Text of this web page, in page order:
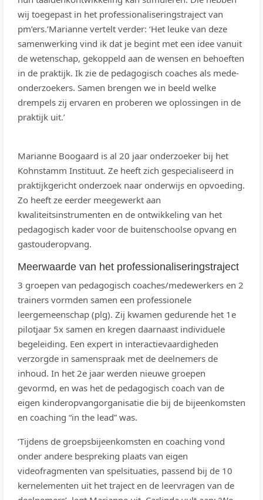
wij toegepast in het professionaliseringstraject van
pm’ers.’Marianne vertelt verder: ‘Het leuke van deze
samenwerking vind ik dat je begint met een idee vanuit
de wetenschap, gekoppeld aan de wensen en behoeften
in de praktijk. Ik zie de pedagogisch coaches als mede-
onderzoekers. Samen brengen we in beeld welke
drempels zij ervaren en proberen we oplossingen in de
praktijk uit.’
Marianne Boogaard is al 20 jaar onderzoeker bij het
Kohnstamm Instituut. Ze heeft zich gespecialiseerd in
praktijkgericht onderzoek naar onderwijs en opvoeding.
Zo heeft ze eerder meegewerkt aan
kwaliteitsinstrumenten en de ontwikkeling van het
pedagogisch kader voor de buitenschoolse opvang en
gastouderopvang.
Meerwaarde van het professionaliseringstraject
3 groepen van pedagogisch coaches/medewerkers en 2
trainers vormden samen een professionele
leergemeenschap (plg). Zij kwamen gedurende het 1e
pilotjaar 5x samen en kregen daarnaast individuele
begeleiding. Een expert in interactievaardigheden
verzorgde in samenspraak met de deelnemers de
inhoud. In het 2e jaar werden nieuwe groepen
gevormd, en was het de pedagogisch coach van de
eigen kinderopvangorganisatie die bij de bijeenkomsten
en coaching “in the lead” was.
‘Tijdens de groepsbijeenkomsten en coaching vond
onder andere bespreking plaats van eigen
videofragmenten van spelsituaties, passend bij de 10
kernelementen uit het traject en de leervragen van de